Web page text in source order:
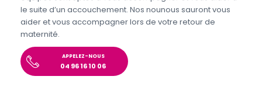
le suite d’un accouchement. Nos nounous sauront vous
aider et vous accompagner lors de votre retour de
maternité.
APPELEZ-NOUS
04 96 16 10 06